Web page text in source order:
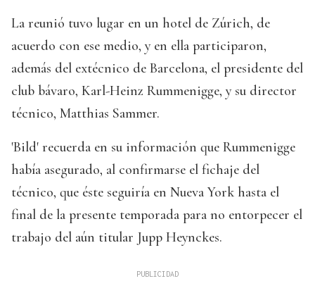
La reunió tuvo lugar en un hotel de Zúrich, de
acuerdo con ese medio, y en ella participaron,
además del extécnico de Barcelona, el presidente del
club bávaro, Karl-Heinz Rummenigge, y su director
técnico, Matthias Sammer.
'Bild' recuerda en su información que Rummenigge
había asegurado, al confirmarse el fichaje del
técnico, que éste seguiría en Nueva York hasta el
final de la presente temporada para no entorpecer el
trabajo del aún titular Jupp Heynckes.